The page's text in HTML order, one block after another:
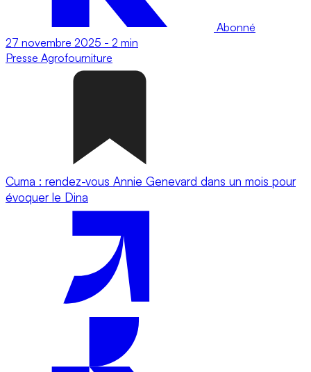
Abonné
27 novembre 2025 - 2 min
Presse Agrofourniture
Cuma : rendez-vous Annie Genevard dans un mois pour
évoquer le Dina